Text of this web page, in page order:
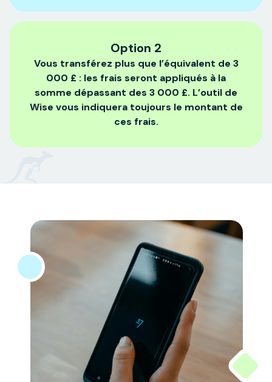
Option 2
Vous transférez plus que l’équivalent de 3
000 £ : les frais seront appliqués à la
somme dépassant des 3 000 £. L’outil de
Wise vous indiquera toujours le montant de
ces frais.